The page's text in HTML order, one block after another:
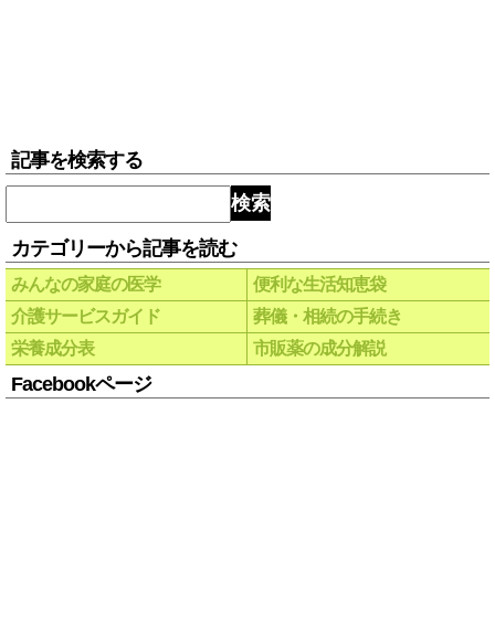
記事を検索する
検索
カテゴリーから記事を読む
みんなの家庭の医学
便利な生活知恵袋
介護サービスガイド
葬儀・相続の手続き
栄養成分表
市販薬の成分解説
Facebookページ